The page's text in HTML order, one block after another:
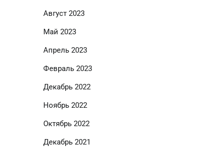
Август 2023
Май 2023
Апрель 2023
Февраль 2023
Декабрь 2022
Ноябрь 2022
Октябрь 2022
Декабрь 2021